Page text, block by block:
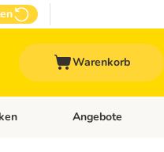
Warenkorb
Menü öffnen: Kleintier
Kategorie-Menü
Angebote